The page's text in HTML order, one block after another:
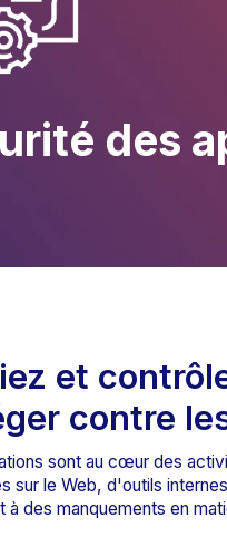
des
et
contre
sont au cœur des
sur le Web, d'outils
à des manquements en